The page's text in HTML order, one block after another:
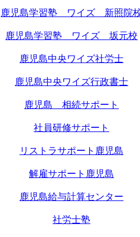
鹿児島学習塾 ワイズ 新照院
鹿児島学習塾 ワイズ 坂元校
鹿児島中央ワイズ社労士
鹿児島中央ワイズ行政書士
鹿児島 相続サポート
社員研修サポート
リストラサポート鹿児島
解雇サポート鹿児島
鹿児島給与計算センター
社労士塾